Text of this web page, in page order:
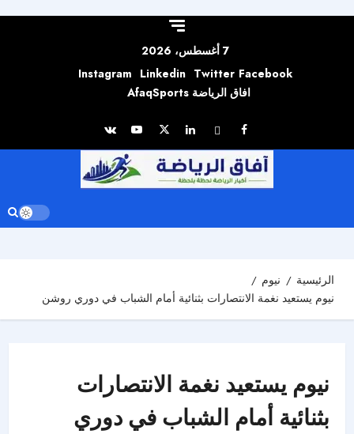
7 أغسطس، 2026
Facebook
Twitter
Linkedin
Instagram
افاق الرياضة AfaqSports
الرئيسية
نيوم
نيوم يستعيد نغمة الانتصارات بثنائية أمام الشباب في دوري روشن
نيوم يستعيد نغمة الانتصارات
بثنائية أمام الشباب في دوري